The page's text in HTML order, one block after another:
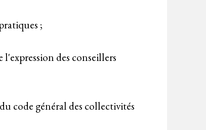
;
des conseillers
code général des collectivités